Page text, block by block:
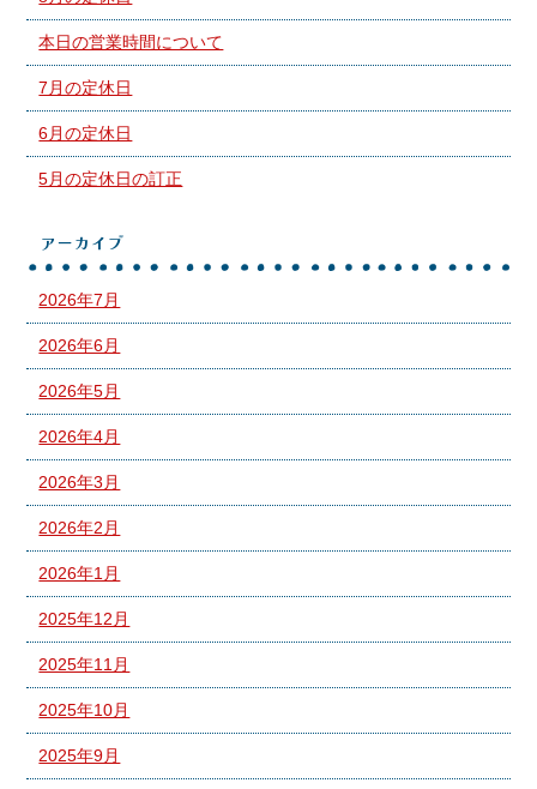
本日の営業時間について
7月の定休日
6月の定休日
5月の定休日の訂正
アーカイブ
2026年7月
2026年6月
2026年5月
2026年4月
2026年3月
2026年2月
2026年1月
2025年12月
2025年11月
2025年10月
2025年9月